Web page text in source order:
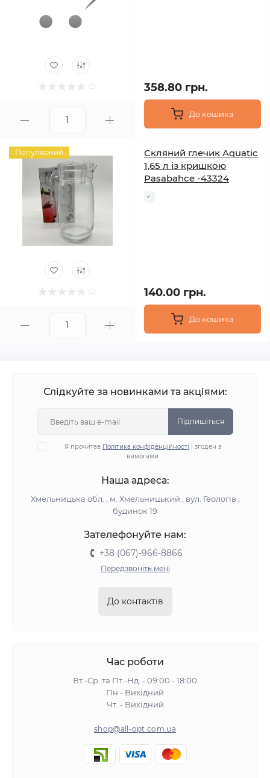
358.80 грн.
До кошика
Популярний
Скляний глечик Aquatic
1,65 л із кришкою
Pasabahce -43324
140.00 грн.
До кошика
Слідкуйте за новинками та акціями:
Підпишіться
Я прочитав Політика конфіденційності і згоден з
вимогами
Наша адреса:
Хмельницька обл. , м. Хмельницький , вул. Геологів ,
будинок 19
Зателефонуйте нам:
+38 (067)-966-8866
Передзвоніть мені
До контактів
Час роботи
Вт.-Ср. та Пт.-Нд. - 09:00 - 18:00
Пн - Вихідний
Чт. - Вихідний
shop@all-opt.com.ua